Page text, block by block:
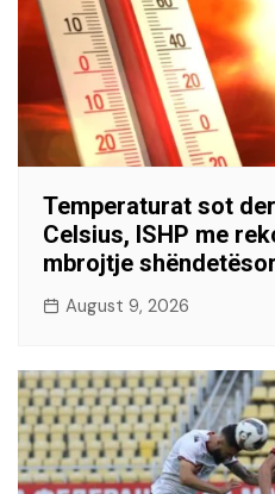
Temperaturat sot
Celsius, ISHP me
mbrojtje
August 9, 2026